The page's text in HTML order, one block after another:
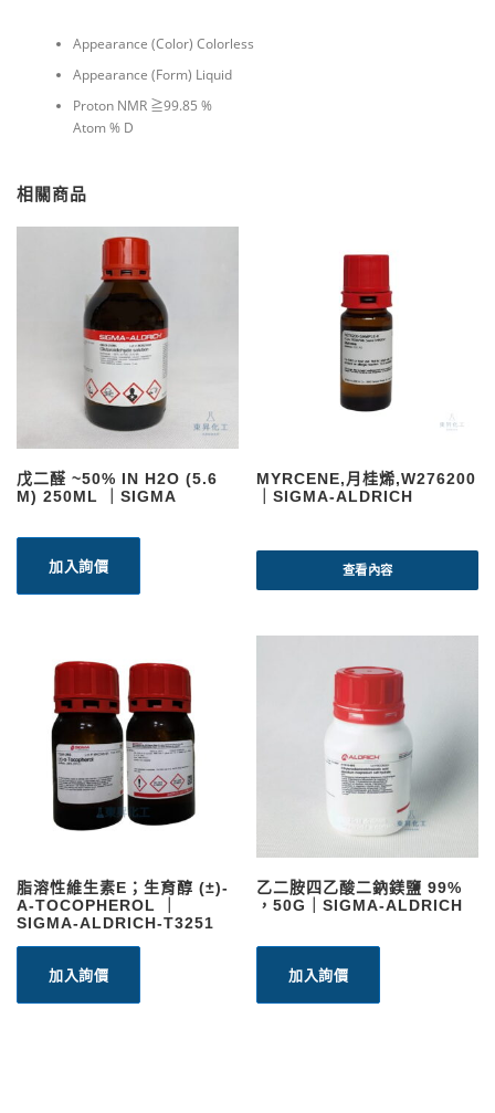
Appearance (Color) Colorless
Appearance (Form) Liquid
Proton NMR ≧99.85 %
Atom % D
相關商品
戊二醛 ~50% IN H2O (5.6
M) 250ML ｜SIGMA
加入詢價
MYRCENE,月桂烯,W276200
｜SIGMA-ALDRICH
查看內容
脂溶性維生素E；生育醇 (±)-
Α-TOCOPHEROL ｜
SIGMA-ALDRICH-T3251
加入詢價
乙二胺四乙酸二鈉鎂鹽 99%
，50G｜SIGMA-ALDRICH
加入詢價